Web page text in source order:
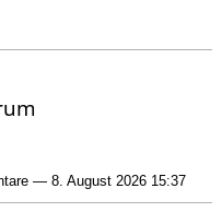
— 8. August 2026 15:37